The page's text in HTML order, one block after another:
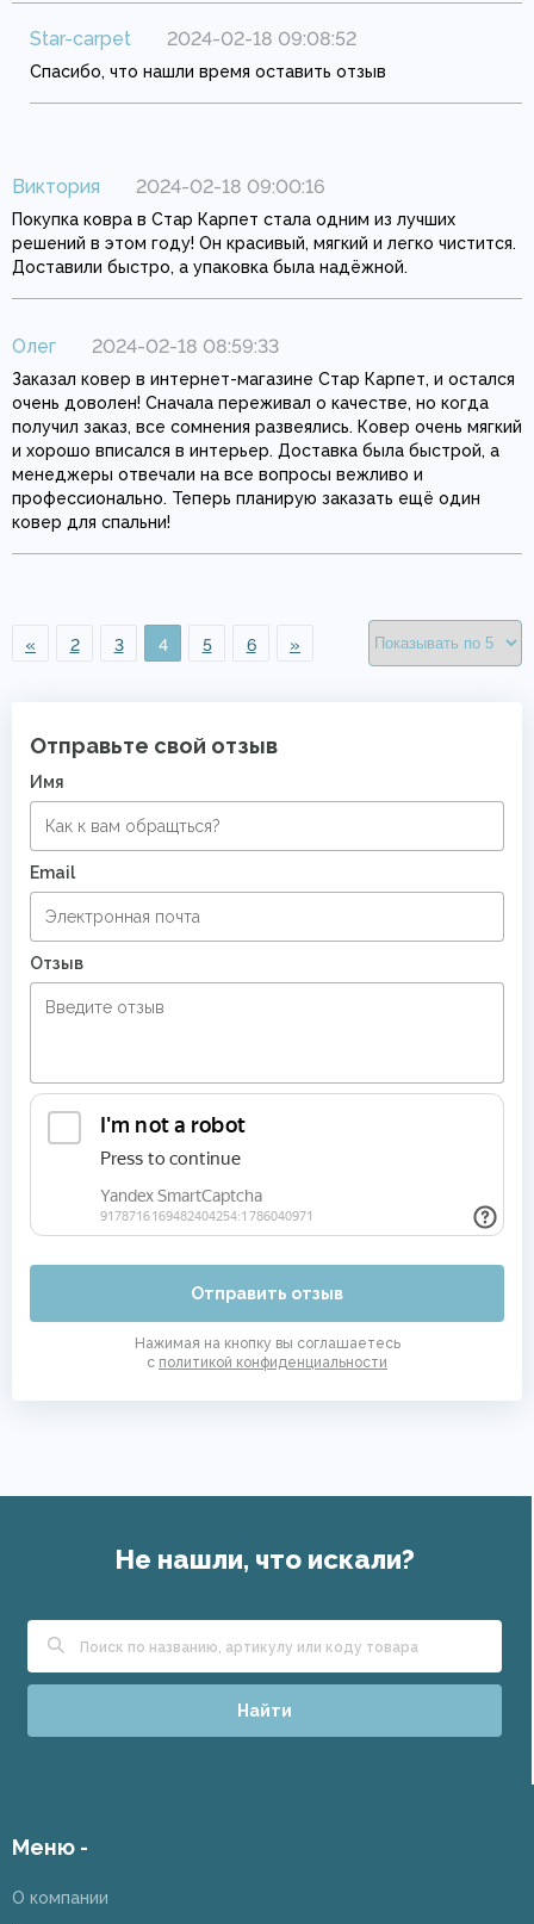
Star-carpet 2024-02-18 09:08:52
Спасибо, что нашли время оставить отзыв
Виктория 2024-02-18 09:00:16
Покупка ковра в Стар Карпет стала одним из лучших
решений в этом году! Он красивый, мягкий и легко чистится.
Доставили быстро, а упаковка была надёжной.
Олег 2024-02-18 08:59:33
Заказал ковер в интернет-магазине Стар Карпет, и остался
очень доволен! Сначала переживал о качестве, но когда
получил заказ, все сомнения развеялись. Ковер очень мягкий
и хорошо вписался в интерьер. Доставка была быстрой, а
менеджеры отвечали на все вопросы вежливо и
профессионально. Теперь планирую заказать ещё один
ковер для спальни!
« 2 3 4 5 6 »
Отправьте свой отзыв
Имя
Email
Отзыв
Отправить отзыв
Нажимая на кнопку вы соглашаетесь
с политикой конфиденциальности
Не нашли, что искали?
Найти
Меню -
О компании